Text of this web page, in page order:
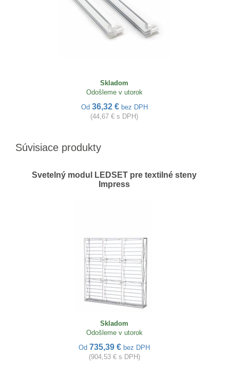
Skladom
Odošleme v utorok
Od 36,32 € bez DPH
(44,67 € s DPH)
Súvisiace produkty
Svetelný modul LEDSET pre textilné steny
Impress
Skladom
Odošleme v utorok
Od 735,39 € bez DPH
(904,53 € s DPH)